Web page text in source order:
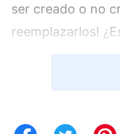
ser creado o no
reemplazarlos!
sido testigos de
entiendan la